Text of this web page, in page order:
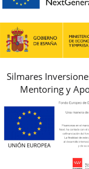
REBAJAS
Silmares
Mentoring y